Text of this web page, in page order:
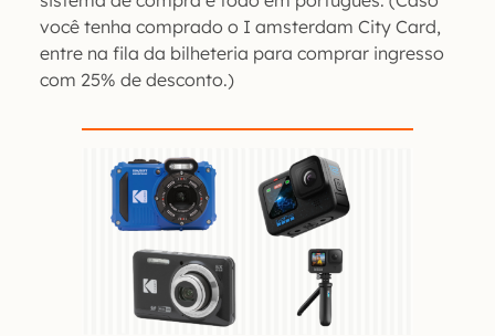
você tenha comprado o I amsterdam City Card,
entre na fila da bilheteria para comprar ingresso
com 25% de desconto.)